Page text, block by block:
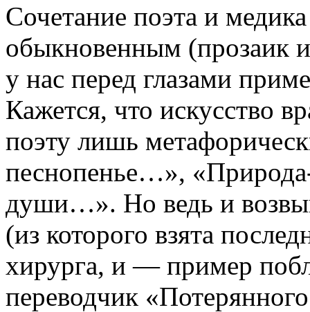
Сочетание поэта и
обыкновенным (прозаик
у нас перед глазами
Кажется, что искусство
поэту лишь
песнопенье…»,
души…». Но ведь и
(из которого взята
хирурга, и — пример
переводчик